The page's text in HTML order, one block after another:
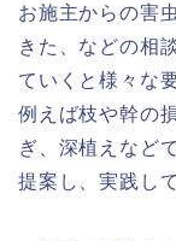
お施主からの害
きた、などの相
ていくと様々な
例えば枝や幹の
ぎ、深植えなど
提案し、実践し